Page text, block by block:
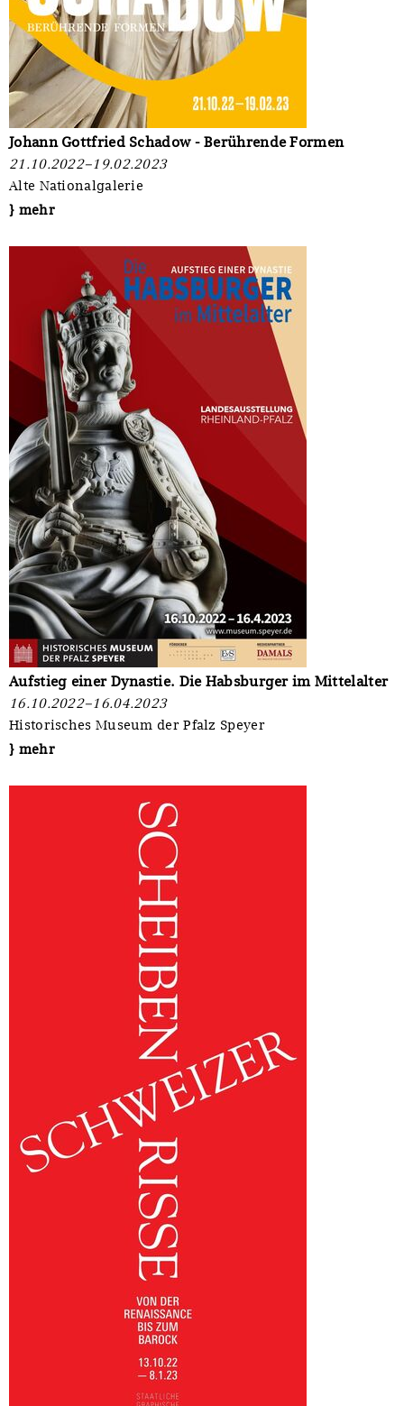
Johann Gottfried Schadow - Berührende Formen
21.10.2022–19.02.2023
Alte Nationalgalerie
} mehr
Aufstieg einer Dynastie. Die Habsburger im Mittelalter
16.10.2022–16.04.2023
Historisches Museum der Pfalz Speyer
} mehr